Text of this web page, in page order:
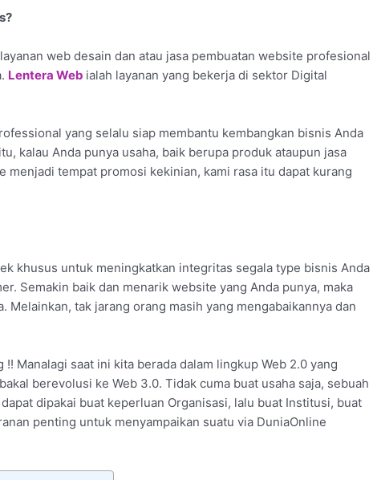
web desain dan atau jasa pembuatan website profesional
Lentera Web ialah layanan yang bekerja di sektor Digital
yang selalu siap membantu kembangkan bisnis Anda
kalau Anda punya usaha, baik berupa produk ataupun jasa
menjadi tempat promosi kekinian, kami rasa itu dapat kurang
khusus untuk meningkatkan integritas segala type bisnis Anda
Semakin baik dan menarik website yang Anda punya, maka
tak jarang orang masih yang mengabaikannya dan
Manalagi saat ini kita berada dalam lingkup Web 2.0 yang
berevolusi ke Web 3.0. Tidak cuma buat usaha saja, sebuah
dipakai buat keperluan Organisasi, lalu buat Institusi, buat
penting untuk menyampaikan suatu via DuniaOnline